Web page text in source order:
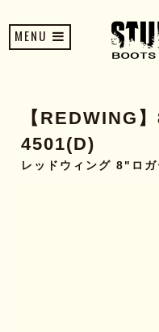
MENU
【REDWING
4501(D)
レッドウィング 8"ロ